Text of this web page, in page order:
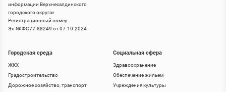
информации Верхнесалдинского
городского округа»
Регистрационный номер
Эл № ФС77-88249 от 07.10.2024
Городская среда
ЖКХ
Градостроительство
Дорожное хозяйство, транспорт
Социальная сфера
Здравоохранение
Обеспечение жильем
Учреждения культуры